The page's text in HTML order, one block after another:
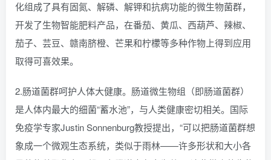
化组成了具有固氮、解磷、解钾和抗病功能的微生物菌群，
开发了生物智能肥料产品，在番茄、黄瓜、西葫芦、辣椒、
茄子、芸豆、赣南脐橙、芒果和柠檬等多种作物上得到应用
取得可喜效果。
2.肠道菌群呵护人体大健康。肠道微生物组（即肠道菌群）
是人体内最大的细菌“蓄水池”，与人类健康密切相关。国际
免疫学专家Justin Sonnenburg教授提出，“可以把肠道菌群想
象成一个微观生态系统，类似于雨林——许多形状和大小各